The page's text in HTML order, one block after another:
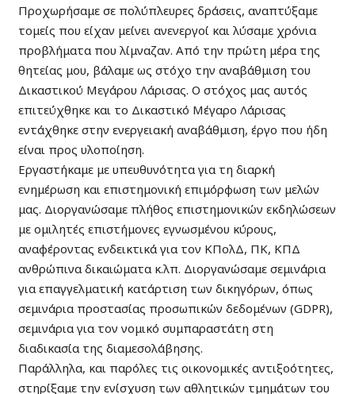
Προχωρήσαμε σε πολύπλευρες δράσεις, αναπτύξαμε
τομείς που είχαν μείνει ανενεργοί και λύσαμε χρόνια
προβλήματα που λίμναζαν. Από την πρώτη μέρα της
θητείας μου, βάλαμε ως στόχο την αναβάθμιση του
Δικαστικού Μεγάρου Λάρισας. Ο στόχος μας αυτός
επιτεύχθηκε και το Δικαστικό Μέγαρο Λάρισας
εντάχθηκε στην ενεργειακή αναβάθμιση, έργο που ήδη
είναι προς υλοποίηση.
Εργαστήκαμε με υπευθυνότητα για τη διαρκή
ενημέρωση και επιστημονική επιμόρφωση των μελών
μας. Διοργανώσαμε πλήθος επιστημονικών εκδηλώσεων
με ομιλητές επιστήμονες εγνωσμένου κύρους,
αναφέροντας ενδεικτικά για τον ΚΠολΔ, ΠΚ, ΚΠΔ
ανθρώπινα δικαιώματα κ.λπ. Διοργανώσαμε σεμινάρια
για επαγγελματική κατάρτιση των δικηγόρων, όπως
σεμινάρια προστασίας προσωπικών δεδομένων (GDPR),
σεμινάρια για τον νομικό συμπαραστάτη στη
διαδικασία της διαμεσολάβησης.
Παράλληλα, και παρόλες τις οικονομικές αντιξοότητες,
στηρίξαμε την ενίσχυση των αθλητικών τμημάτων του